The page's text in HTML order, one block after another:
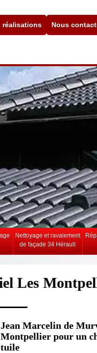
réalisations Nous
Nettoyage et ravalement
de façade 34 Hérault
Les
Jean Marcelin de
Montpellier pour un
tuile